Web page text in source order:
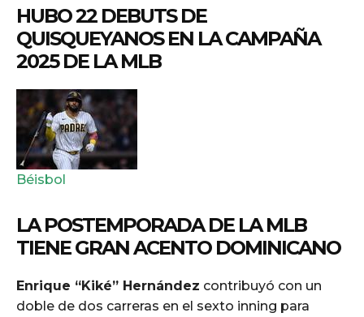
HUBO 22 DEBUTS DE
QUISQUEYANOS EN LA CAMPAÑA
2025 DE LA MLB
Béisbol
LA POSTEMPORADA DE LA MLB
TIENE GRAN ACENTO DOMINICANO
Enrique “Kiké” Hernández contribuyó con un
doble de dos carreras en el sexto inning para